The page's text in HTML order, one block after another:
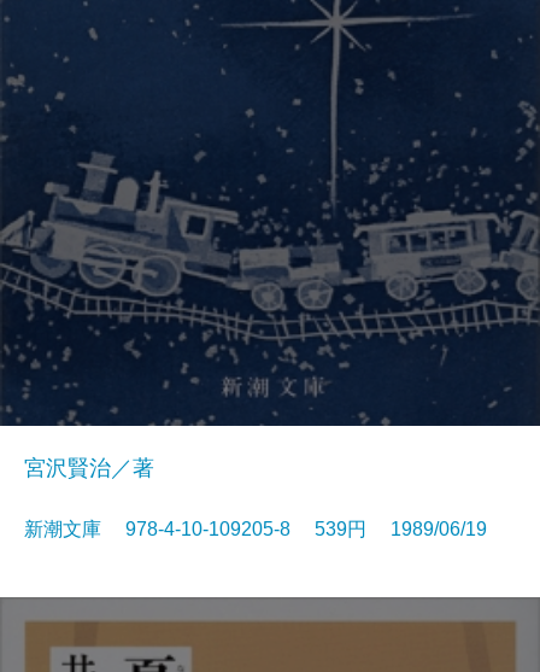
宮沢賢治／著
新潮文庫 978-4-10-109205-8 539円 1989/06/19